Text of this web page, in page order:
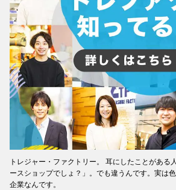
トレジャー・ファクトリー。 耳にしたことがある
ースショップでしょ？」。でも違うんです。実は
企業なんです。